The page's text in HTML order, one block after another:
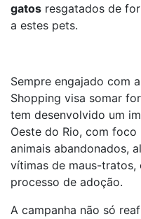
gatos resgatados de
a estes pets.
Sempre engajado com
Shopping visa somar
tem desenvolvido um
Oeste do Rio, com
animais abandonados,
vítimas de maus-
processo de adoção.
A campanha não só